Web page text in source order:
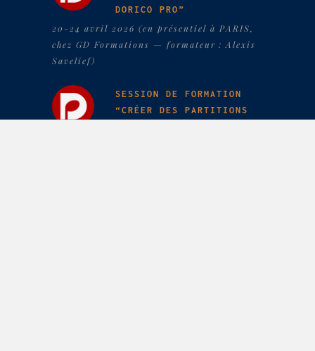
DORICO PRO”
20-24 avril 2026 (en présentiel à PARIS,
chez GD Formations — formateur : Alexis
Savelief)
SESSION DE FORMATION
“CRÉER DES PARTITIONS